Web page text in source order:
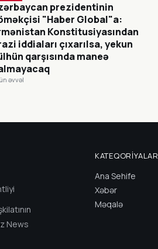
prezidentinin
"Haber Global"a:
Konstitusiyasından
iddiaları çıxarılsa, yekun
qarşısında maneə
əvvəl
News
KATEQORIYALAR
Ana Sehife
Xəbər
Məqalə